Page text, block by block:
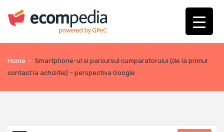
Home - Smartphone-ul si parcursul cumparatorului (de la primul
contact la achizitie) – perspectiva Google